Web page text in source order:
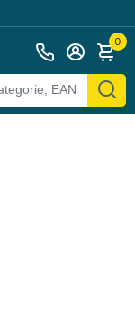
0